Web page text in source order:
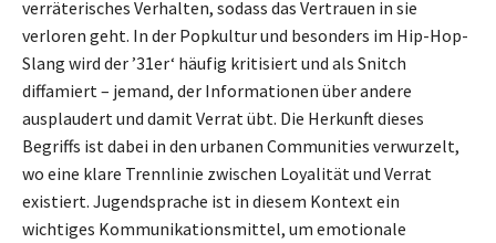
verräterisches Verhalten, sodass das Vertrauen in sie
verloren geht. In der Popkultur und besonders im Hip-Hop-
Slang wird der ’31er‘ häufig kritisiert und als Snitch
diffamiert – jemand, der Informationen über andere
ausplaudert und damit Verrat übt. Die Herkunft dieses
Begriffs ist dabei in den urbanen Communities verwurzelt,
wo eine klare Trennlinie zwischen Loyalität und Verrat
existiert. Jugendsprache ist in diesem Kontext ein
wichtiges Kommunikationsmittel, um emotionale